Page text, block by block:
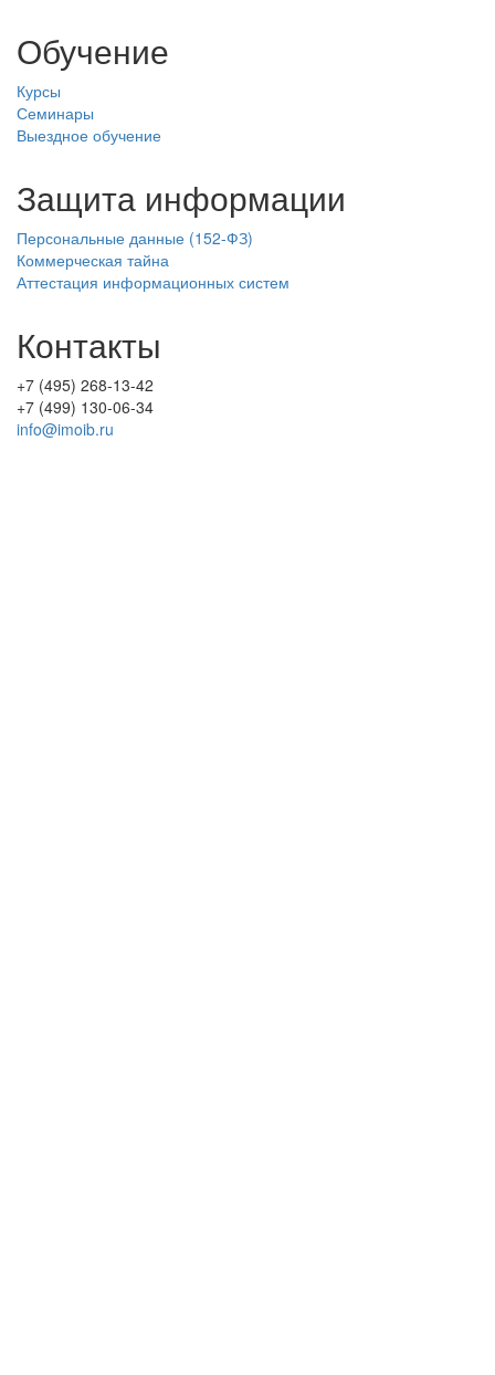
Обучение
Курсы
Семинары
Выездное обучение
Защита информации
Персональные данные (152-ФЗ)
Коммерческая тайна
Аттестация информационных систем
Контакты
+7 (495) 268-13-42
+7 (499) 130-06-34
info@imoib.ru